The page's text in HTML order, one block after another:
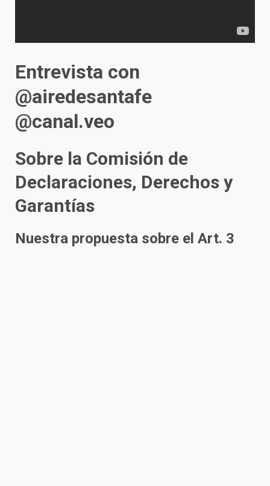
Entrevista con
@airedesantafe
@canal.veo
Sobre la Comisión de
Declaraciones, Derechos y
Garantías
Nuestra propuesta sobre el Art. 3